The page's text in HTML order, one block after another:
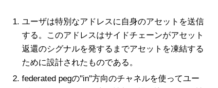
ユーザは特別なアドレスに自身のアセットを送信
する。このアドレスはサイドチェーンがアセット
返還のシグナルを発するまでアセットを凍結する
ために設計されたものである。
federated pegの"in"方向のチャネルを使ってユー